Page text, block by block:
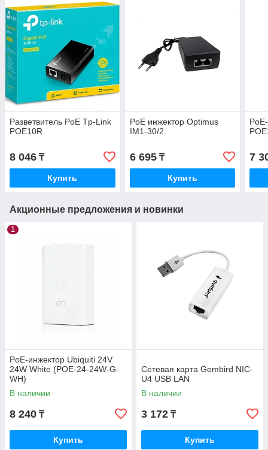
Разветвитель PoE Tp-Link
POE10R
8 046 ₸
Купить
PoE инжектор Optimus
IM1-30/2
6 695₸
Купить
7
Акционные предложения и новинки
1
PoE-инжектор Ubiquiti 24V
24W White (POE-24-24W-G-
WH)
В наличии
8 240 ₸
Купить
Сетевая карта Gembird NIC-
U4 USB LAN
В наличии
3 172 ₸
Купить